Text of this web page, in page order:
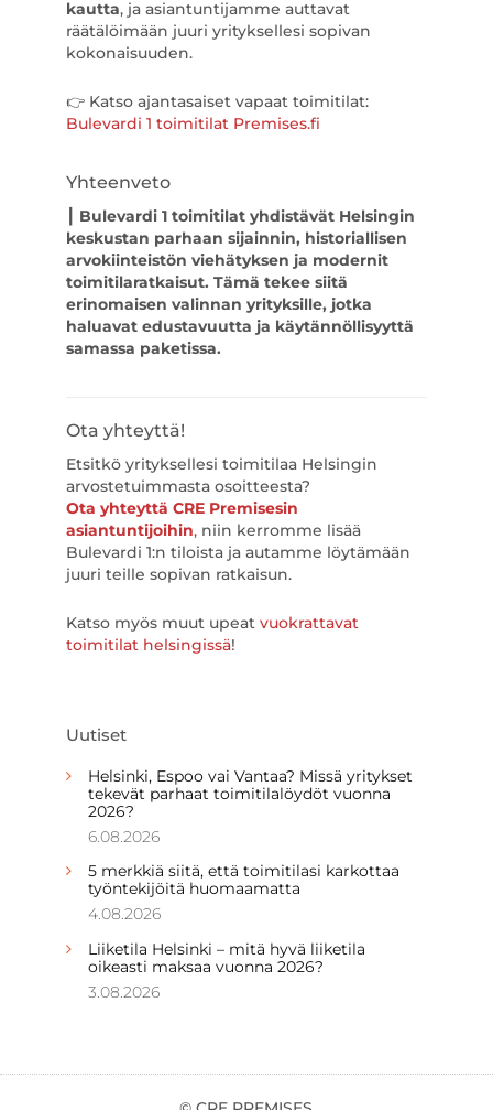
kautta, ja asiantuntijamme auttavat
räätälöimään juuri yrityksellesi sopivan
kokonaisuuden.
👉 Katso ajantasaiset vapaat toimitilat:
Bulevardi 1 toimitilat Premises.fi
Yhteenveto
Bulevardi 1 toimitilat yhdistävät Helsingin
keskustan parhaan sijainnin, historiallisen
arvokiinteistön viehätyksen ja modernit
toimitilaratkaisut. Tämä tekee siitä
erinomaisen valinnan yrityksille, jotka
haluavat edustavuutta ja käytännöllisyyttä
samassa paketissa.
Ota yhteyttä!
Etsitkö yrityksellesi toimitilaa Helsingin
arvostetuimmasta osoitteesta?
Ota yhteyttä CRE Premisesin
asiantuntijoihin,niin kerromme lisää
Bulevardi 1:n tiloista ja autamme löytämään
juuri teille sopivan ratkaisun.
Katso myös muut upeat vuokrattavat
toimitilat helsingissä!
Uutiset
Helsinki, Espoo vai Vantaa? Missä yritykset
tekevät parhaat toimitilalöydöt vuonna
2026?
6.08.2026
5 merkkiä siitä, että toimitilasi karkottaa
työntekijöitä huomaamatta
4.08.2026
Liiketila Helsinki – mitä hyvä liiketila
oikeasti maksaa vuonna 2026?
3.08.2026